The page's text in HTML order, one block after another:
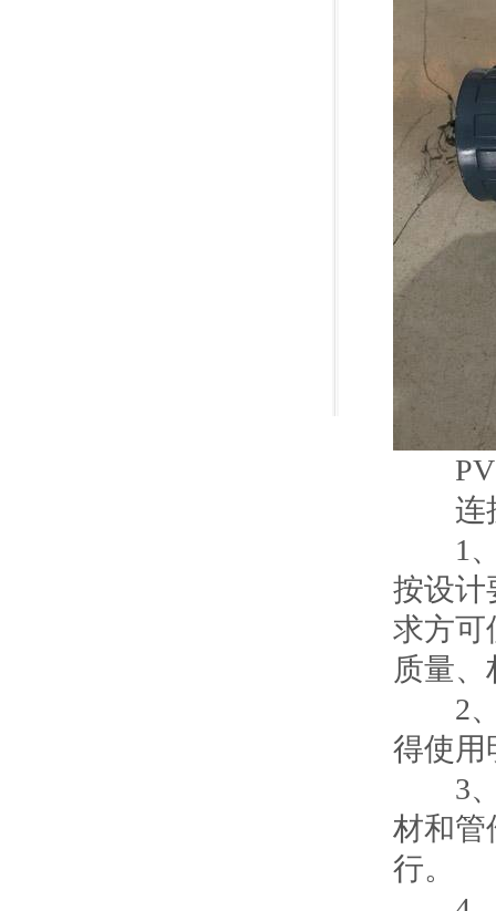
PVC
连接
1、
按设计
求方可
质量
2、
得使用
3、
材和管
行。